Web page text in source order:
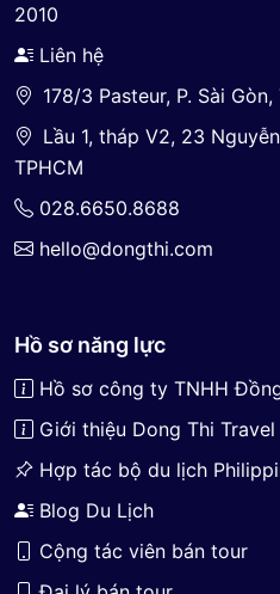
2010
Liên hệ
178/3 Pasteur, P. Sài Gòn,
Lầu 1, tháp V2, 23
TPHCM
028.6650.8688
hello@dongthi.com
Hồ sơ năng lực
Hồ sơ công ty TNHH
Giới thiệu Dong Thi Travel
Hợp tác bộ du lịch
Blog Du Lịch
Cộng tác viên bán tour